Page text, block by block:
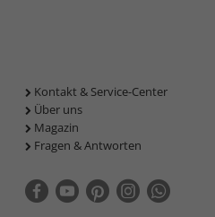
Kontakt & Service-Center
Über uns
Magazin
Fragen & Antworten